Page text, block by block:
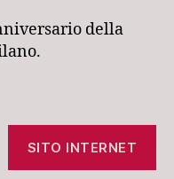
della
SITO INTERNET